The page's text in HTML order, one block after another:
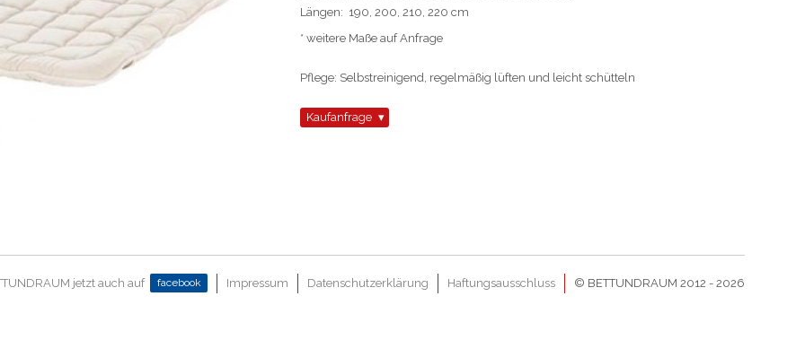
Längen: 190, 200, 210, 220 cm
* weitere Maße auf Anfrage
Pflege: Selbstreinigend, regelmäßig lüften und leicht schütteln
Kaufanfrage
jetzt auch auf facebook Impressum Datenschutzerklärung Haftungsausschluss © BETTUNDRAUM 2012 - 2026